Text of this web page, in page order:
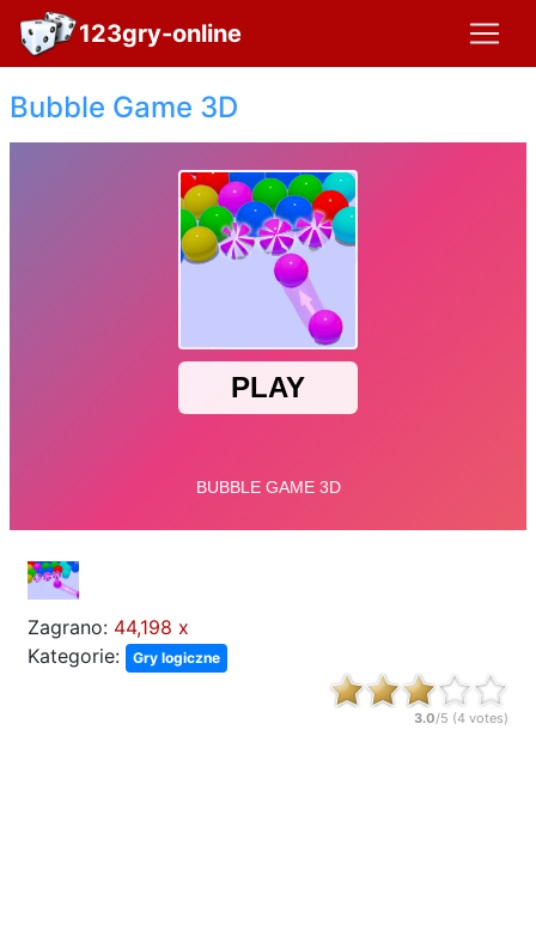
123gry-online
Bubble Game 3D
Zagrano: 44,198 x
Kategorie:
Gry logiczne
3.0/5 (4 votes)